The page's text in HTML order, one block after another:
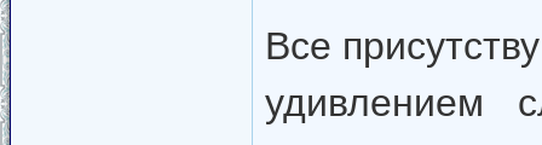
Все
удивлением